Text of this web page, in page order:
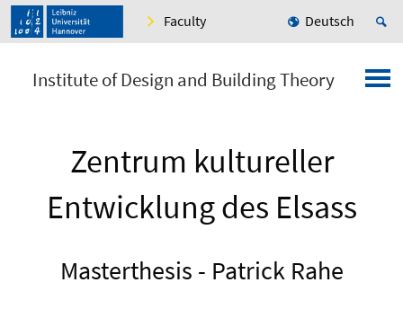
Faculty Deutsch
Institute of Design and Building Theory
Zentrum kultureller
Entwicklung des Elsass
Masterthesis - Patrick Rahe